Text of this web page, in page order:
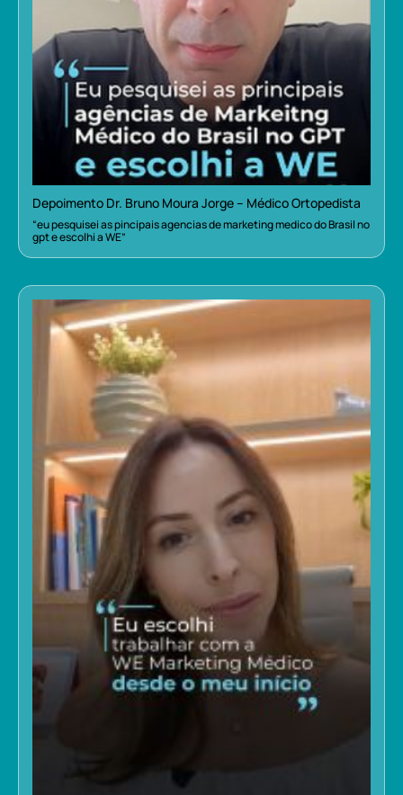
Depoimento Dr. Bruno Moura Jorge – Médico Ortopedista
“eu pesquisei as pincipais agencias de marketing medico do Brasil no
gpt e escolhi a WE”